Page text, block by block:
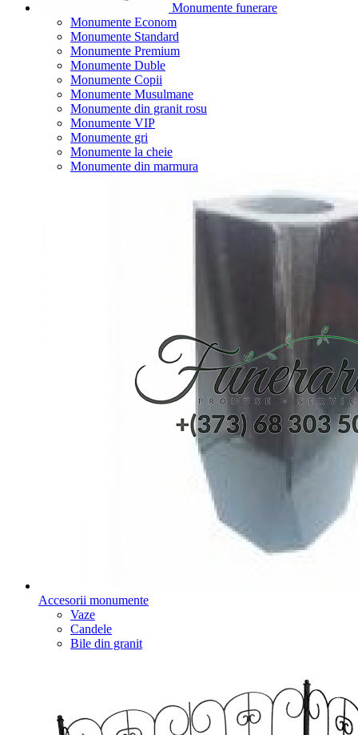
Monumente funerare
Monumente Econom
Monumente Standard
Monumente Premium
Monumente Duble
Monumente Copii
Monumente Musulmane
Monumente din granit rosu
Monumente VIP
Monumente gri
Monumente la cheie
Monumente din marmura
Accesorii monumente
Vaze
Candele
Bile din granit